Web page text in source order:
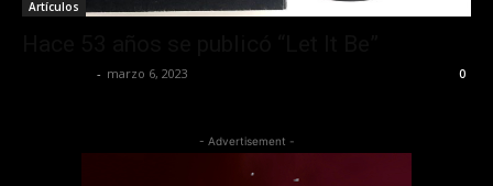
Artículos
- marzo 6, 2023 0
- Advertisement -